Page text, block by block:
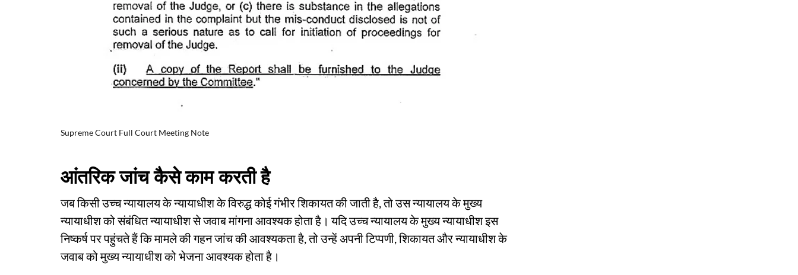
Supreme Court Full Court Meeting Note
आंतरिक जांच कैसे काम करती है
जब किसी उच्च न्यायालय के न्यायाधीश के विरुद्ध कोई गंभीर शिकायत की जाती है, तो उस न्यायालय के मुख्य
न्यायाधीश को संबंधित न्यायाधीश से जवाब मांगना आवश्यक होता है। यदि उच्च न्यायालय के मुख्य न्यायाधीश इस
निष्कर्ष पर पहुंचते हैं कि मामले की गहन जांच की आवश्यकता है, तो उन्हें अपनी टिप्पणी, शिकायत और न्यायाधीश के
जवाब को मुख्य न्यायाधीश को भेजना आवश्यक होता है।